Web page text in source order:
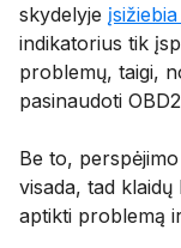
skydelyje
indikatorius tik
problemų, taigi,
pasinaudoti
Be to,
visada, tad
aptikti problemą